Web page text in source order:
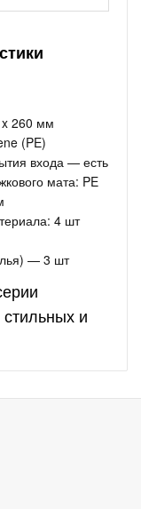
x 260 мм
(PE)
входа — есть
мата: PE
4 шт
— 3 шт
и